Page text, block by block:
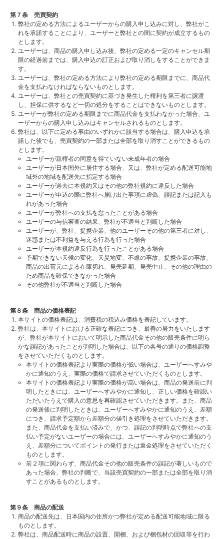
第７条 売買契約
弊社の定める方法によるユーザーからの購入申し込みに対し、弊社がこ
れを承諾することにより、ユーザーと弊社との間に契約が成立するもの
とします。
ユーザーは、商品の購入申し込み後、弊社の定める一定のキャンセル期
限の経過前までは、購入申込の訂正および取り消しをすることができま
す。
ユーザーは、弊社の定める方法により弊社の定める期限までに、商品代
金を支払わなければならないものとします。
ユーザーは、弊社との売買契約に基づき発生した権利を第三者に譲渡
し、担保に供するなど一切の処分をすることはできないものとします。
ユーザーが弊社の定める期限までに商品代金を支払わなかった場合、ユ
ーザーからの購入申し込みはキャンセルされるものとします。
弊社は、以下に定める事由のいずれかに該当する場合は、購入申込を承
諾した後でも、売買契約の一部または全部を取り消すことができるもの
とします。
ユーザーが親権者の同意を得ていない未成年者の場合
ユーザーが日本国外に居住する場合、又は、弊社が定める配送可能地
域外の地域を配送先に指定する場合
ユーザーが過去に本規約又はその他の弊社規約に違反した場合
ユーザーが申込の際に弊社へ届け出た事項に虚偽、誤記または記入も
れがあった場合
ユーザーが弊社への支払を怠ったことがある場合
ユーザーの与信審査の結果、弊社が不適当と判断した場合
ユーザーが、弊社、提携企業、他のユーザーその他の第三者に対し、
迷惑または不利益を与える行為を行った場合
ユーザーが本規約違反行為を行ったことがある場合
予期できない天候の変化、天災地変、不慮の事故、提携企業の事故、
商品の出荷元による在庫切れ、発売延期、発売中止、その他の理由の
ため商品を確保できなかった場合
その他弊社が不適当と判断した場合
第８条 商品の価格表記
本サイトの価格表記は、消費税の税込み価格を表記しています。
弊社は、本サイトにおける正確な表記につき、最善の努力をいたします
が、弊社が本サイトにおいて明示した商品代金その他の販売条件に明ら
かな誤記があったことが判明した場合は、以下の各号の通りの価格調整
をさせていただくものとします。
本サイトの価格表記より実際の価格が低い場合は、ユーザーへすみや
かに通知のうえ、実際の価格で請求させていただくものとします。
本サイトの価格表記より実際の価格が高い場合は、商品の発送前に判
明したときには、ユーザーへすみやかに通知し、正しい価格を確認い
ただいたうえで購入の意思を再確認させていただきます。また、商品
の発送後に判明したときは、ユーザーへすみやかに通知のうえ、差額
につき、請求予定額から差額分の値引き処理をさせていただきます。
また、商品代金を支払い済みで、かつ、誤記の判明時点で弊社への支
払い予定がないユーザーの場合には、ユーザーへすみやかに通知のう
え、差額分についてポイントの発行または返金処理をさせていただく
ものとします。
前２項に関わらず、商品代金その他の販売条件の誤記が著しいもので
あった場合、弊社の判断で、当該売買契約の一部または全部を取り消
すことがあるものとします。
第９条 商品の配送
商品の配送先は、日本国内の住所かつ弊社が定める配送可能地域に限る
ものとします。
弊社は、商品配送時に商品の設置、開梱、および梱包材の回収等を行わ